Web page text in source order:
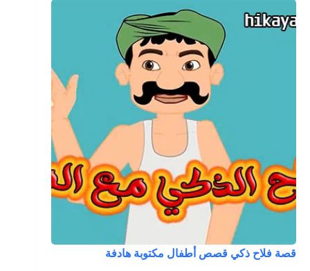
قصة فلاح ذكي قصص أطفال مكتوبة هادفة